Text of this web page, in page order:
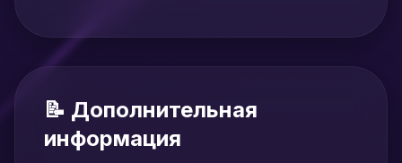
📝 Дополнительная
информация